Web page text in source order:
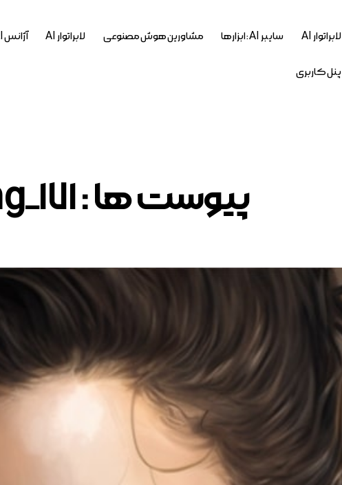
لابراتوار AI سایبر AI : ابزارها مشاورین هوش مصنوعی لابراتوار AI آژانس AI
پنل کاربری
پیوست ها : img_171